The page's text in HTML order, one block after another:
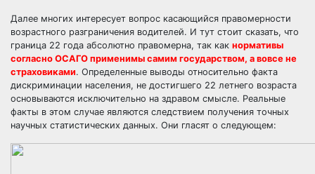
Далее многих интересует вопрос касающийся правомерности
возрастного разграничения водителей. И тут стоит сказать, что
граница 22 года абсолютно правомерна, так как нормативы
согласно ОСАГО применимы самим государством, а вовсе не
страховиками. Определенные выводы относительно факта
дискриминации населения, не достигшего 22 летнего возраста
основываются исключительно на здравом смысле. Реальные
факты в этом случае являются следствием получения точных
научных статистических данных. Они гласят о следующем: